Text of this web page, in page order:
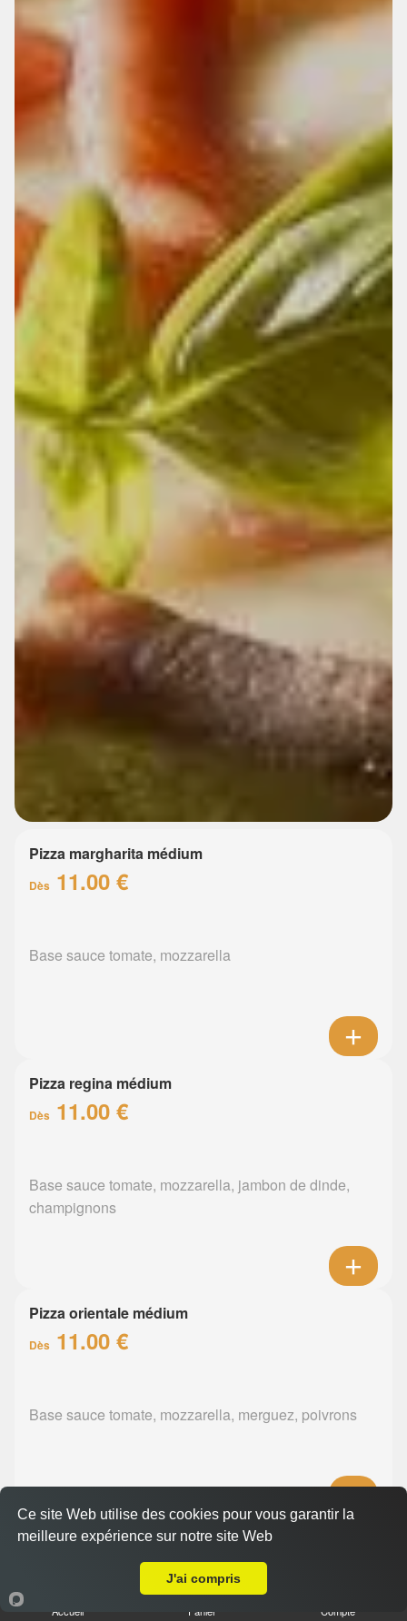
Pizza margharita médium
Dès 11.00 €
Base sauce tomate, mozzarella
Pizza regina médium
Dès 11.00 €
Base sauce tomate, mozzarella, jambon de dinde,
champignons
Pizza orientale médium
Dès 11.00 €
Base sauce tomate, mozzarella, merguez, poivrons
Pizza barbecue médium
Accueil Panier Compte
Ce site Web utilise des cookies pour vous garantir la
meilleure expérience sur notre site Web
J'ai compris